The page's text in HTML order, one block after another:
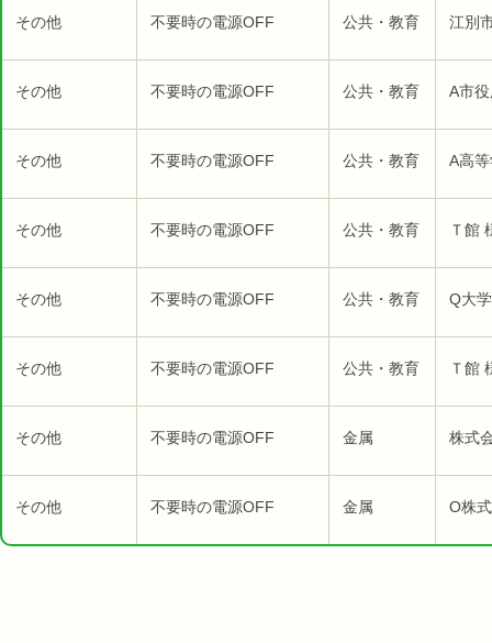
その他 不要時の電源OFF 公共・教育 江別
その他 不要時の電源OFF 公共・教育 A市
その他 不要時の電源OFF 公共・教育 A高
その他 不要時の電源OFF 公共・教育 Ｔ館
その他 不要時の電源OFF 公共・教育 Q大
その他 不要時の電源OFF 公共・教育 Ｔ館
その他 不要時の電源OFF 金属 株式
その他 不要時の電源OFF 金属 O株